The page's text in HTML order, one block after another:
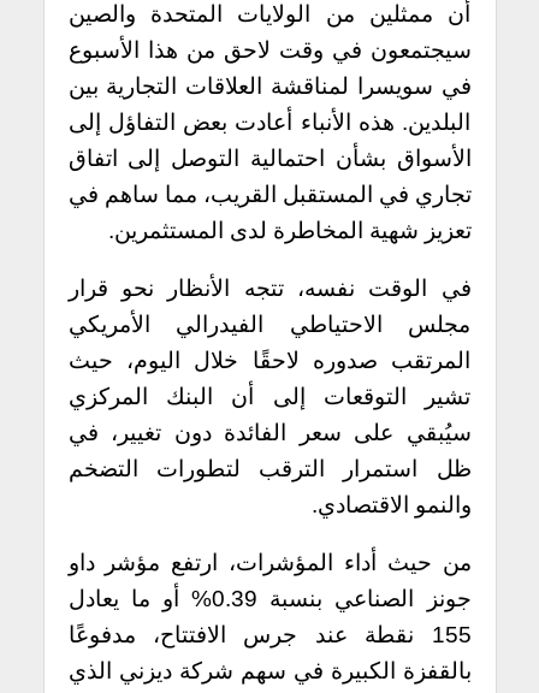
أن ممثلين من الولايات المتحدة والصين
سيجتمعون في وقت لاحق من هذا الأسبوع
في سويسرا لمناقشة العلاقات التجارية بين
البلدين. هذه الأنباء أعادت بعض التفاؤل إلى
الأسواق بشأن احتمالية التوصل إلى اتفاق
تجاري في المستقبل القريب، مما ساهم في
تعزيز شهية المخاطرة لدى المستثمرين.
في الوقت نفسه، تتجه الأنظار نحو قرار
مجلس الاحتياطي الفيدرالي الأمريكي
المرتقب صدوره لاحقًا خلال اليوم، حيث
تشير التوقعات إلى أن البنك المركزي
سيُبقي على سعر الفائدة دون تغيير، في
ظل استمرار الترقب لتطورات التضخم
والنمو الاقتصادي.
من حيث أداء المؤشرات، ارتفع مؤشر داو
جونز الصناعي بنسبة 0.39% أو ما يعادل
155 نقطة عند جرس الافتتاح، مدفوعًا
بالقفزة الكبيرة في سهم شركة ديزني الذي